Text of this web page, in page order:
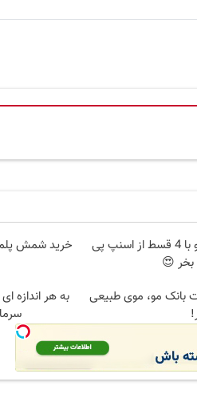
اینترنت LTE پیشگامان رو با 4 قسط از اسنپ پی
😍
خرید شمش پلمپ
بانک مو، موی طبیعی
به هر اندازه